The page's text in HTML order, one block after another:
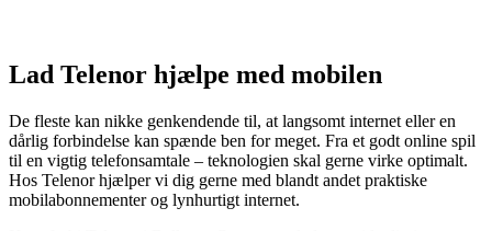
Lad Telenor hjælpe med mobilen
De fleste kan nikke genkendende til, at langsomt internet eller en
dårlig forbindelse kan spænde ben for meget. Fra et godt online spil
til en vigtig telefonsamtale – teknologien skal gerne virke optimalt.
Hos Telenor hjælper vi dig gerne med blandt andet praktiske
mobilabonnementer og lynhurtigt internet.